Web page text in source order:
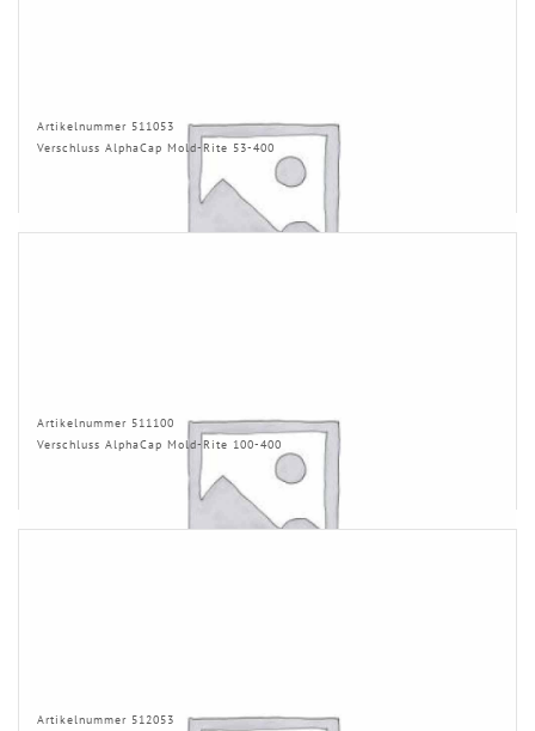
Artikelnummer 511053
Verschluss AlphaCap Mold-Rite 53-400
Artikelnummer 511100
Verschluss AlphaCap Mold-Rite 100-400
Artikelnummer 512053